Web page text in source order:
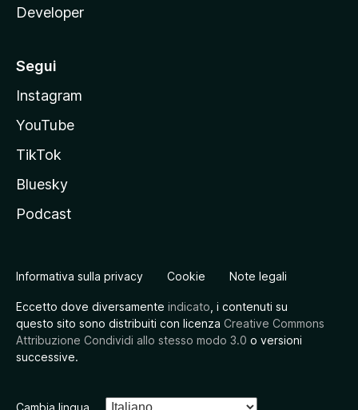
Developer
Segui
Instagram
YouTube
TikTok
Bluesky
Podcast
Informativa sulla privacy Cookie Note legali
Eccetto dove diversamente indicato , i contenuti su
questo sito sono distribuiti con licenza Creative Commons
Attribuzione Condividi allo stesso modo 3.0 o versioni
successive.
Cambia lingua